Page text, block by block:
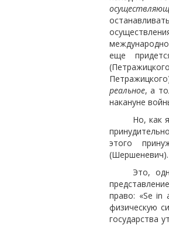
еще
реальное, а
накануне
Но, как
этого
(Шершеневич).
Это,
право: «Se in
физическую
государства